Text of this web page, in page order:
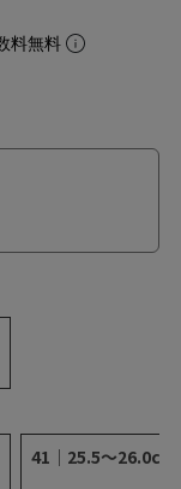
料無料
41｜25.5～26.0cm